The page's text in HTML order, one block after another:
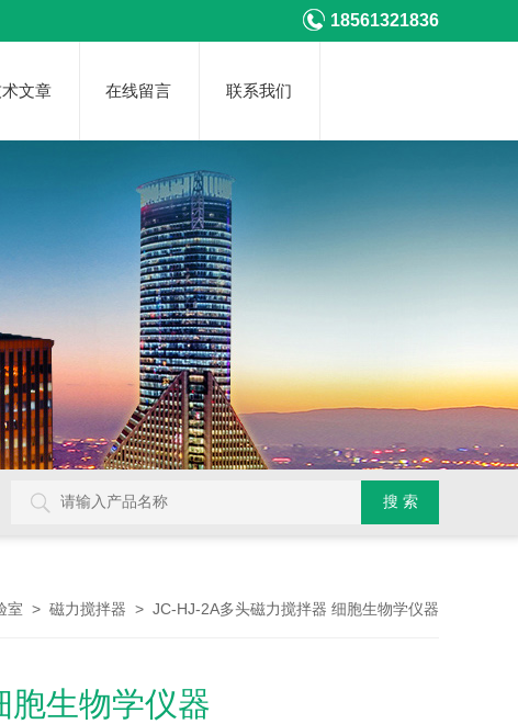
18561321836
文章 在线留言 联系我们
室 > 磁力搅拌器 > JC-HJ-2A多头磁力搅拌器 细胞生物学仪器
胞生物学仪器